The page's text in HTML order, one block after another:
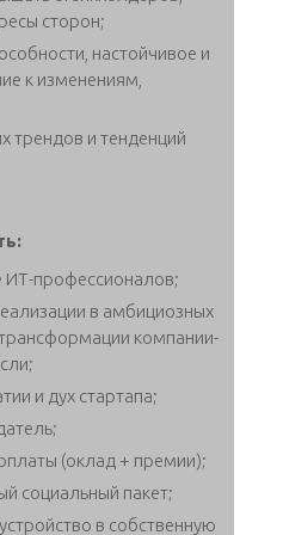
сторон;
настойчивое и
к изменениям,
трендов и тенденций
ИТ-профессионалов;
в амбициозных
компании-
и дух стартапа;
(оклад + премии);
социальный пакет;
в собственную